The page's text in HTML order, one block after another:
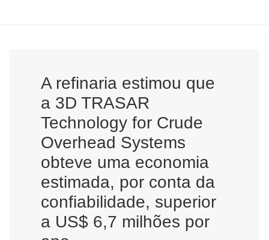
A refinaria estimou que
a 3D TRASAR
Technology for Crude
Overhead Systems
obteve uma economia
estimada, por conta da
confiabilidade, superior
a US$ 6,7 milhões por